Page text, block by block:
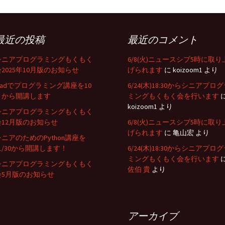
近の投稿
アプログラミングもくもく
年10月版のお知らせ
でプログラミング講座を10
ら開講します
アプログラミングもくもく
月版のお知らせ
アのためのPython講座を
30から開講します！
アプログラミングもくもく
月版のお知らせ
最近のコメント
6/8(火)ニュースシブ5時に取り
げられます に koizoom1 より
6/24(木)18:30からシニアプログ
ミングもくもく会を行います
koizoom1 より
6/8(火)ニュースシブ5時に取り
げられます に 亀山宏 より
6/24(木)18:30からシニアプログ
ミングもくもく会を行います
佐伯 貴 より
アーカイブ